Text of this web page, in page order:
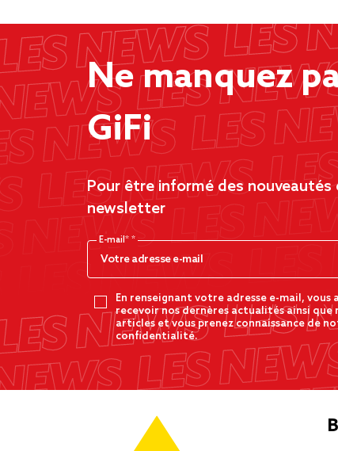
Ne manquez
GiFi
Pour être informé des
newsletter
E-mail*
En renseignant votre adresse e-mail, vous
recevoir nos dernères actualités ainsi que
articles et vous prenez connaissance de
confidentialité.